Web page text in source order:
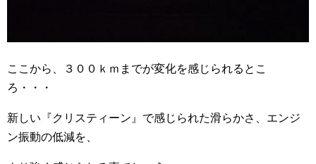
ここから、３００ｋｍまでが変化を感じられるとこ
ろ・・・
新しい『クリスティーン』で感じられた滑らかさ、エンジ
ン振動の低減を、